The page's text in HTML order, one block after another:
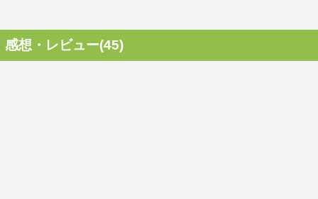
感想・レビュー(45)